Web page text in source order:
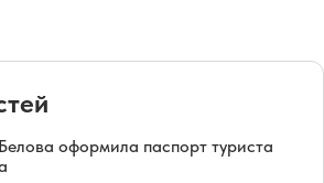
оформила паспорт туриста